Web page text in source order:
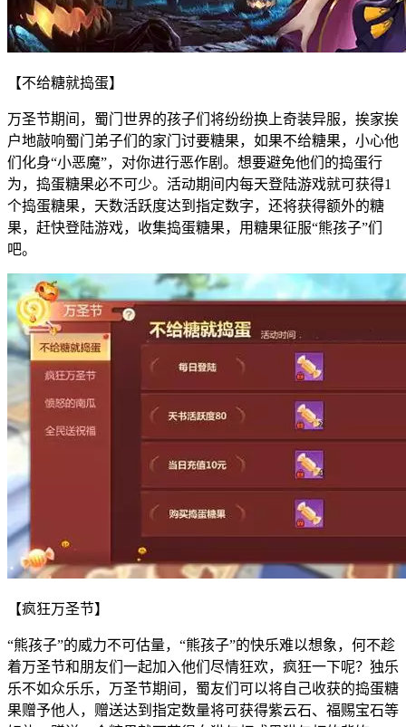
【不给糖就捣蛋】
万圣节期间，蜀门世界的孩子们将纷纷换上奇装异服，挨家挨
户地敲响蜀门弟子们的家门讨要糖果，如果不给糖果，小心他
们化身“小恶魔”，对你进行恶作剧。想要避免他们的捣蛋行
为，捣蛋糖果必不可少。活动期间内每天登陆游戏就可获得1
个捣蛋糖果，天数活跃度达到指定数字，还将获得额外的糖
果，赶快登陆游戏，收集捣蛋糖果，用糖果征服“熊孩子”们
吧。
【疯狂万圣节】
“熊孩子”的威力不可估量，“熊孩子”的快乐难以想象，何不趁
着万圣节和朋友们一起加入他们尽情狂欢，疯狂一下呢？独乐
乐不如众乐乐，万圣节期间，蜀友们可以将自己收获的捣蛋糖
果赠予他人，赠送达到指定数量将可获得紫云石、福赐宝石等